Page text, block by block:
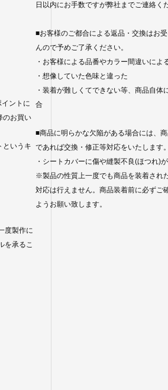
ントに
のお買い
というキ
度製作に
を承るこ
日以内にお手数ですが弊社までご連絡く
■お客様のご都合による返品・交換はお
んので予めご了承ください。
・お客様による品番やカラー間違いによ
・想像していた色味と違った
・装着が難しくてできない等、商品自体
合
■商品に明らかな欠陥がある場合には、
であれば交換・修正等対応をいたします
・シートカバーに傷や縫製不良(ほつれ)
※製品の性質上一度でも商品を装着され
対応は行えません。商品装着前に必ずご
ようお願い致します。